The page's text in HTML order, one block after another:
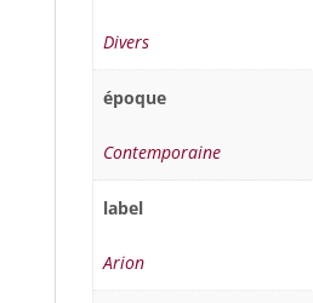
Divers
époque
Contemporaine
label
Arion